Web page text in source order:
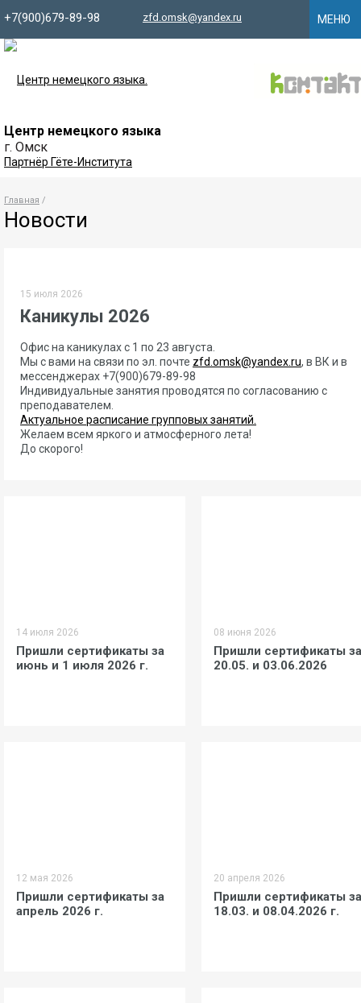
Главная
Новости
15 июля 2026
Каникулы 2026
Офис на каникулах с 1 по 23 августа.
Мы с вами на связи по эл. почте zfd.omsk@yandex.ru, в ВК и в
мессенджерах +7(900)679-89-98
Индивидуальные занятия проводятся по согласованию с
преподавателем.
Актуальное расписание групповых занятий.
Желаем всем яркого и атмосферного лета!
До скорого!
14 июля 2026
Пришли сертификаты за
июнь и 1 июля 2026 г.
08 июня 2026
Пришли сертификаты за
20.05. и 03.06.2026
12 мая 2026
Пришли сертификаты за
апрель 2026 г.
20 апреля 2026
Пришли сертификаты за
18.03. и 08.04.2026 г.
+7(900)679-89-98 zfd.omsk@yandex.ru МЕНЮ
Центр немецкого языка
г. Омск